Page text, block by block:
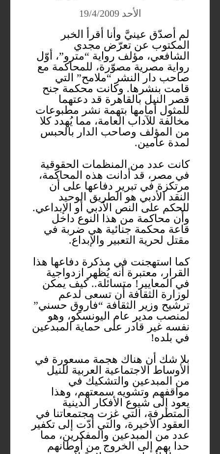
الأحد 19/4/2009
لم أصدّق عينيَّ وأنا أقرأ الخبر
المكتوب عن تعرّض مجدي
الشافعي، مؤلف رواية “مترو”، أوّل
رواية مصرية مصوّرة، للمحاكمة مع
صاحب دار النشر “ملامح” التي
قامت بنشرها. وكانت محكمة جنح
قصر النيل بالقاهرة قد دعتهما
للمثول أمامها بتهمة نشر مطبوعات
مخالفة للآداب العامة، مما يُهدد كلا
من المؤلف وصاحب الدار بالحبس
لمدة عامين.
كانت عدد من المنظمات الحقوقية
في مصر، قد أدانت هذه المحاكمة،
مرتكزة في تبرير دفاعها على أن
النقد الأدبي هو الطريق الوحيد
للحكم على النص الأدبي أو الإبداعي.
وأن محاكمة من هذا النوع داخل
قاعة محكمة جنائية هي ضربة في
مقتل لحرية التعبير والإبداع.
كما استهجنت في مذكرة دفاعها هذا
القرار، معتبرة أنه يُظهر ازدواجية
في المعايير! متسائلة.. كيف يمكن
لوزارة الثقافة أن تسعى لدعم
ترشيح وزير الثقافة “فاروق حسني”
لمنصب مدير عام اليونسكو، وهو
نفسه غير قادر على حماية المبدعين
في بلده!
بلا شك أن هناك هجمة مسعورة في
الأوساط الاجتماعية العربية للنيل
من المبدعين والتشكيك في
مواقفهم وتشويه سمعتهم، وهذا
يعود إلى شيوع الأفكار الدينية
المتطرفة، التي غزت مجتمعاتنا في
العقود الأخيرة، والتي أدّت إلى تكفير
عدد من المبدعين والمفكرين، مما
حدا بهم إلى الخروج من أوطانهم